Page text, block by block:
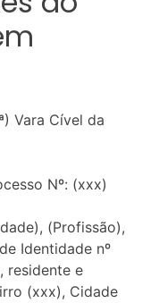
Vara Cível da
Nº: (xxx)
(Profissão),
Identidade nº
residente e
(xxx), Cidade